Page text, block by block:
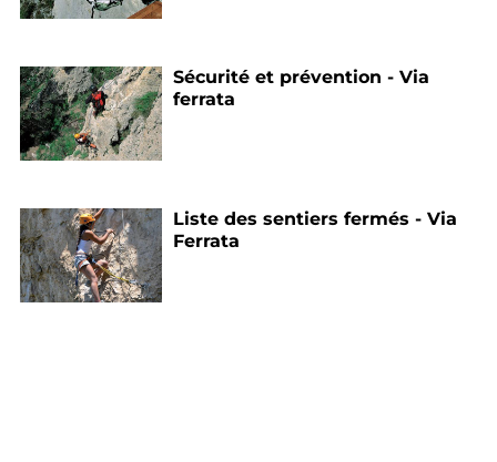
Sécurité et prévention - Via
ferrata
Liste des sentiers fermés - Via
Ferrata